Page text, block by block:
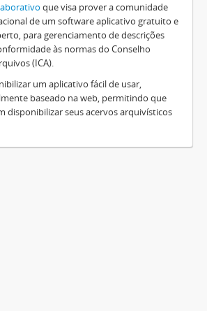
que visa prover a comunidade
de um software aplicativo gratuito e
para gerenciamento de descrições
às normas do Conselho
(ICA).
um aplicativo fácil de usar,
baseado na web, permitindo que
disponibilizar seus acervos arquivísticos